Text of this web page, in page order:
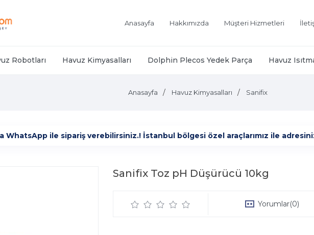
Anasayfa Hakkımızda Müşteri Hizmetleri
Robotları Havuz Kimyasalları Dolphin Plecos Yedek Parça Havuz
Anasayfa Havuz Kimyasalları Sanifix
WhatsApp ile sipariş verebilirsiniz.! İstanbul bölgesi özel araçlarımız ile
Sanifix Toz pH Düşürücü 10kg
Yorumlar(0)